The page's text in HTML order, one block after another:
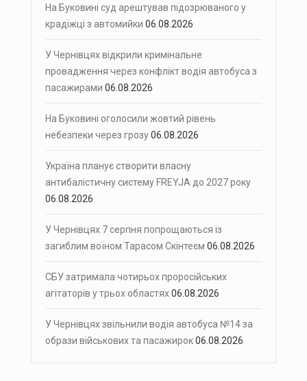
На Буковині суд арештував підозрюваного у
крадіжці з автомийки 06.08.2026
У Чернівцях відкрили кримінальне
провадження через конфлікт водія автобуса з
пасажирами 06.08.2026
На Буковині оголосили жовтий рівень
небезпеки через грозу06.08.2026
Україна планує створити власну
антибалістичну систему FREYJA до 2027 року
06.08.2026
У Чернівцях 7 серпня попрощаються із
загиблим воїном Тарасом Скінтеєм 06.08.2026
СБУ затримала чотирьох проросійських
агітаторів у трьох областях06.08.2026
У Чернівцях звільнили водія автобуса №14 за
образи військових та пасажирок06.08.2026